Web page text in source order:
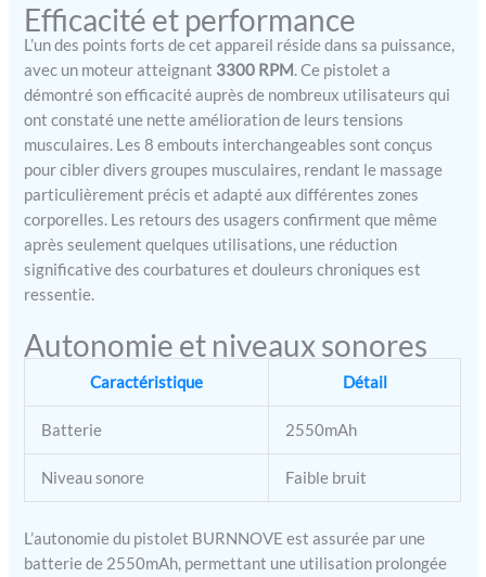
moteur de haute qualité et
une technologie de
réduction du bruit, offrant
jusqu'à 4 800 impacts par
minute. Son
réduit efficacement le bruit
à moins de 45 décibels.
Vous pouvez ainsi l'utiliser
n'importe où et n'importe
quand, à la maison, à la
salle de sport ou ailleurs,
expérience de massage
relaxante et confortable.
【Écran LCD et
rechargeable】Ce pistolet
de massage sans fil de
haute qualité offre environ
8 à 12 heures d'utilisation
continue après une charge
première utilisation,
veuillez le charger pendant
Efficacité et performance
L’un des points forts de cet appareil réside dans sa puissance,
avec un moteur atteignant 3300 RPM. Ce pistolet a
démontré son efficacité auprès de nombreux utilisateurs qui
ont constaté une nette amélioration de leurs tensions
musculaires. Les 8 embouts interchangeables sont conçus
pour cibler divers groupes musculaires, rendant le massage
particulièrement précis et adapté aux différentes zones
corporelles. Les retours des usagers confirment que même
après seulement quelques utilisations, une réduction
significative des courbatures et douleurs chroniques est
ressentie.
Autonomie et niveaux sonores
Caractéristique Détail
Batterie 2550mAh
Niveau sonore Faible bruit
L’autonomie du pistolet BURNNOVE est assurée par une
batterie de 2550mAh, permettant une utilisation prolongée